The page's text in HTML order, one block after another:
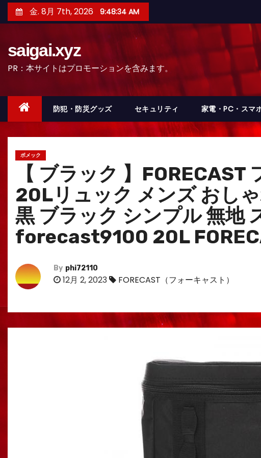
ン
ッ
金. 8月 7th, 2026 9:48:35 AM
saigai.xyz
PR：本サイトはプロモーションを含みます。
防犯・防災グッズ セキュリティ 家電・PC・スマ
ボメック
【 ブラック 】
20Lリュック メンズ おし
黒 ブラック シンプル 無地
forecast9100 20L
By phi72110
12月 2, 2023 FORECAST（フォーキャスト）